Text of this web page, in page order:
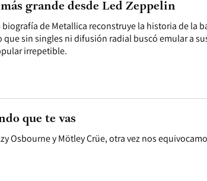
de Metallica reconstruye la historia de la
que sin singles ni difusión radial buscó emular a
irrepetible.
grande desde Led Zeppelin
Osbourne y Mötley Crüe, otra vez nos
que te vas